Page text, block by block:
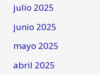
julio 2025
junio 2025
mayo 2025
abril 2025